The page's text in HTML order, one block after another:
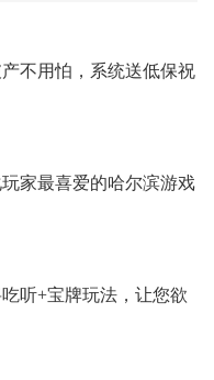
不用怕，系统送低保祝
家最喜爱的哈尔滨游戏
听+宝牌玩法，让您欲